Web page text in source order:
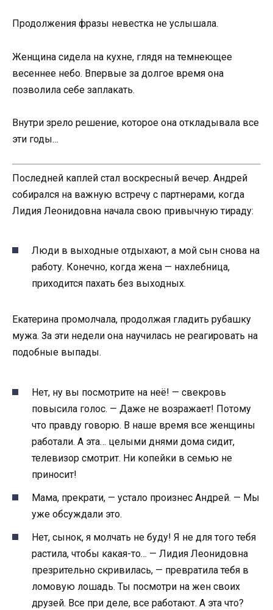
Продолжения фразы невестка не услышала.
Женщина сидела на кухне, глядя на темнеющее
весеннее небо. Впервые за долгое время она
позволила себе заплакать.
Внутри зрело решение, которое она откладывала все
эти годы…
Последней каплей стал воскресный вечер. Андрей
собирался на важную встречу с партнерами, когда
Лидия Леонидовна начала свою привычную тираду:
Люди в выходные отдыхают, а мой сын снова на
работу. Конечно, когда жена — нахлебница,
приходится пахать без выходных.
Екатерина промолчала, продолжая гладить рубашку
мужа. За эти недели она научилась не реагировать на
подобные выпады.
Нет, ну вы посмотрите на неё! — свекровь
повысила голос. — Даже не возражает! Потому
что правду говорю. В наше время все женщины
работали. А эта… целыми днями дома сидит,
телевизор смотрит. Ни копейки в семью не
приносит!
Мама, прекрати, — устало произнес Андрей. — Мы
уже обсуждали это.
Нет, сынок, я молчать не буду! Я не для того тебя
растила, чтобы какая-то… — Лидия Леонидовна
презрительно скривилась, — превратила тебя в
ломовую лошадь. Ты посмотри на жен своих
друзей. Все при деле, все работают. А эта что?